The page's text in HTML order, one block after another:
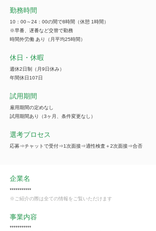
勤務時間
10：00～24：00の間で8時間（休憩 1時間）
※早番、遅番など交替で勤務
時間外労働 あり（月平均25時間）
休日・休暇
週休2日制（月9日休み）
年間休日107日
試用期間
雇用期間の定めなし
試用期間あり（3ヶ月、条件変更なし）
選考プロセス
応募⇒チャットで受付⇒1次面接⇒適性検査＋2次面接⇒合否
企業名
***********
※ご紹介の際は全ての情報をご覧いただけます
事業内容
***********